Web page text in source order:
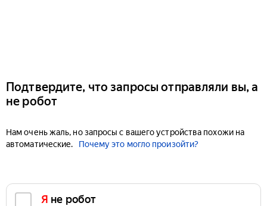
Подтвердите, что запросы отправляли вы, а
не робот
Нам очень жаль, но запросы с вашего устройства похожи на
автоматические.
Почему это могло произойти?
Я не робот